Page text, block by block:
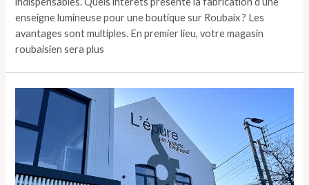
enseigne lumineuse pour une boutique sur Roubaix ? Les
avantages sont multiples. En premier lieu, votre magasin
roubaisien sera plus